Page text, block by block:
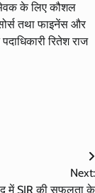
सेवक के लिए कौशल
तथा फाइनेंस और
रितेश राज
Next:
में SIR की सफलता के